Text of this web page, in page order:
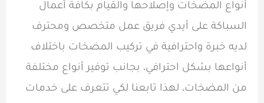
أنواع المضخات وإصلاحها والقيام بكافة أعمال
السباكة على أيدي فريق عمل متخصص ومحترف
لديه خبرة واحترافية في تركيب المضخات باختلاف
أنواعها بشكل احترافي، بجانب توفير أنواع مختلفة
من المضخات، لهذا تابعنا لكي تتعرف على خدمات